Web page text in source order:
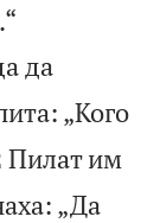

да
„Кого
Пилат им
„Да